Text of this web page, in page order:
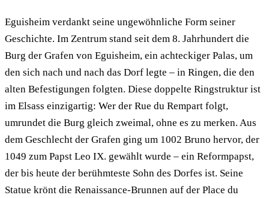
Eguisheim verdankt seine ungewöhnliche Form seiner
Geschichte. Im Zentrum stand seit dem 8. Jahrhundert die
Burg der Grafen von Eguisheim, ein achteckiger Palas, um
den sich nach und nach das Dorf legte – in Ringen, die den
alten Befestigungen folgten. Diese doppelte Ringstruktur ist
im Elsass einzigartig: Wer der Rue du Rempart folgt,
umrundet die Burg gleich zweimal, ohne es zu merken. Aus
dem Geschlecht der Grafen ging um 1002 Bruno hervor, der
1049 zum Papst Leo IX. gewählt wurde – ein Reformpapst,
der bis heute der berühmteste Sohn des Dorfes ist. Seine
Statue krönt die Renaissance-Brunnen auf der Place du